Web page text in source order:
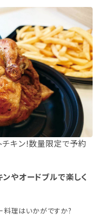
キン!数量限定で予約
やオードブルで楽しく
料理はいかがですか?